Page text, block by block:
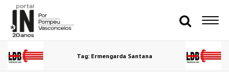
Tag: Ermengarda Santana